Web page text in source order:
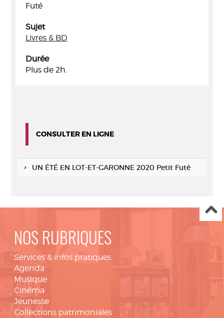
Futé
Sujet
Livres & BD
Durée
Plus de 2h.
CONSULTER EN LIGNE
UN ÉTÉ EN LOT-ET-GARONNE 2020 Petit Futé
NOS RUBRIQUES
Services & infos pratiques
Agenda
Musique
Cinéma
Jeunesse
Collections patrimoniales